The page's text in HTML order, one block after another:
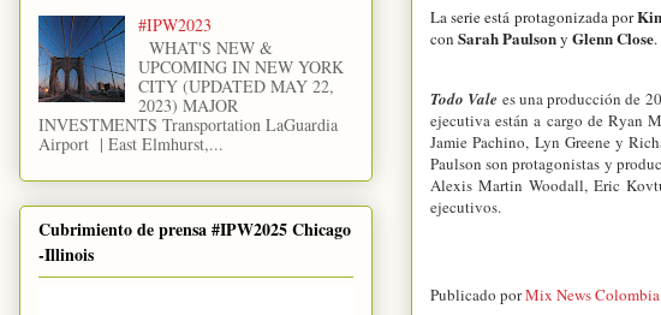
La serie está protagonizada por
con Sarah Paulsony Glenn Close.
Todo Vale es una producción de
ejecutiva están a cargo de Ryan
Jamie Pachino, Lyn Greene y
Paulson son protagonistas y
Alexis Martin Woodall, Eric
ejecutivos.
Publicado porMix News Colombia
#IPW2023
WHAT'S NEW &
UPCOMING IN NEW YORK
CITY (UPDATED MAY 22,
2023) MAJOR
INVESTMENTS Transportation LaGuardia
Airport | East Elmhurst,...
Cubrimiento de prensa #IPW2025 Chicago
-Illinois